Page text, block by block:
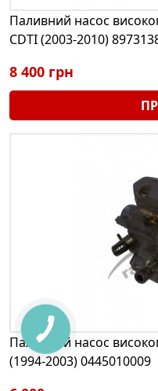
Паливний насос
CDTI (2003-2010)
8 400 грн
Паливний насос
(1994-2003) 0445010009